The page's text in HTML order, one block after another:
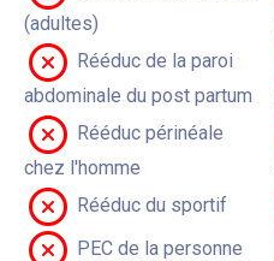
(adultes)
Rééduc de la paroi
abdominale du post partum
Rééduc périnéale
chez l'homme
Rééduc du sportif
PEC de la personne